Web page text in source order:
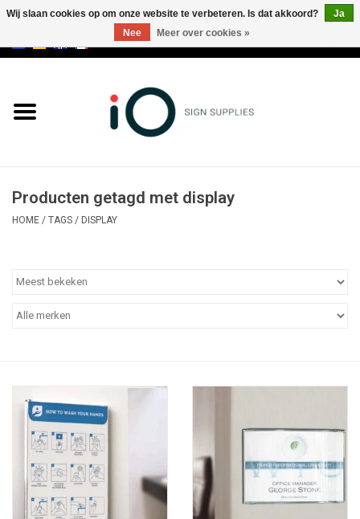
Merken
Producten getagd met display
HOME / TAGS / DISPLAY
Wij slaan cookies op om onze website te verbeteren. Is dat akkoord?
Ja
Nee
Meer over cookies »